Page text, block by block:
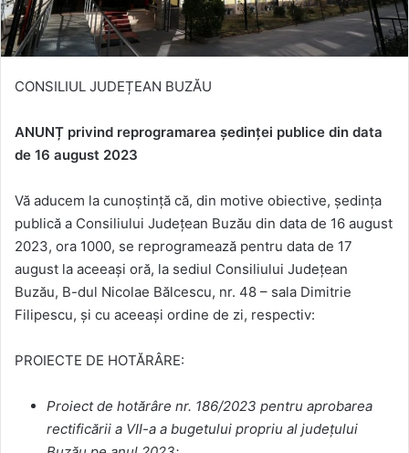
CONSILIUL JUDEȚEAN BUZĂU
ANUNȚ privind reprogramarea ședinței publice din data
de 16 august 2023
Vă aducem la cunoștință că, din motive obiective, ședința
publică a Consiliului Județean Buzău din data de 16 august
2023, ora 1000, se reprogramează pentru data de 17
august la aceeași oră, la sediul Consiliului Județean
Buzău, B-dul Nicolae Bălcescu, nr. 48 – sala Dimitrie
Filipescu, și cu aceeași ordine de zi, respectiv:
PROIECTE DE HOTĂRÂRE:
Proiect de hotărâre nr. 186/2023 pentru aprobarea
rectificării a VII-a a bugetului propriu al județului